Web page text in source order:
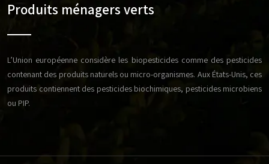
Produits ménagers verts
L’Union européenne considère les biopesticides comme des pesticides
contenant des produits naturels ou micro-organismes. Aux États-Unis, ces
produits contiennent des pesticides biochimiques, pesticides microbiens
ou PIP.